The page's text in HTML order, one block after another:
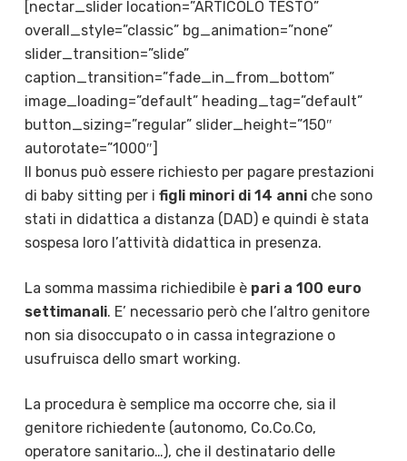
[nectar_slider location=”ARTICOLO TESTO”
overall_style=”classic” bg_animation=”none”
slider_transition=”slide”
caption_transition=”fade_in_from_bottom”
image_loading=”default” heading_tag=”default”
button_sizing=”regular” slider_height=”150″
autorotate=”1000″]
Il bonus può essere richiesto per pagare prestazioni
di baby sitting per i figli minori di 14 anni che sono
stati in didattica a distanza (DAD) e quindi è stata
sospesa loro l’attività didattica in presenza.
La somma massima richiedibile è pari a 100 euro
settimanali. E’ necessario però che l’altro genitore
non sia disoccupato o in cassa integrazione o
usufruisca dello smart working.
La procedura è semplice ma occorre che, sia il
genitore richiedente (autonomo, Co.Co.Co,
operatore sanitario…), che il destinatario delle